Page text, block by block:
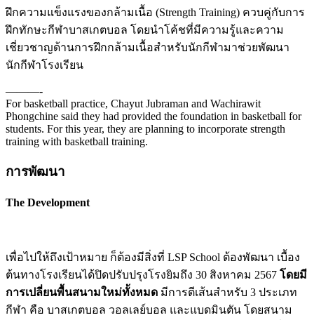
ฝึกความแข็งแรงของกล้ามเนื้อ (Strength Training) ควบคู่กับการ
ฝึกทักษะกีฬาบาสเกตบอล โดยนำโค้ชที่มีความรู้และความ
เชี่ยวชาญด้านการฝึกกล้ามเนื้อสำหรับนักกีฬามาช่วยพัฒนา
นักกีฬาโรงเรียน
———-
For basketball practice, Chayut Jubraman and Wachirawit
Phongchine said they had provided the foundation in basketball for
students. For this year, they are planning to incorporate strength
training with basketball training.
การพัฒนา
The Development
เพื่อไปให้ถึงเป้าหมาย ก็ต้องมีสิ่งที่ LSP School ต้องพัฒนา เบื้อง
ต้นทางโรงเรียนได้ปิดปรับปรุงโรงยิมถึง 30 สิงหาคม 2567 โดยมี
การเปลี่ยนพื้นสนามใหม่ทั้งหมด มีการตีเส้นสำหรับ 3 ประเภท
กีฬา คือ บาสเกตบอล วอลเลย์บอล และแบดมินตัน โดยสนาม